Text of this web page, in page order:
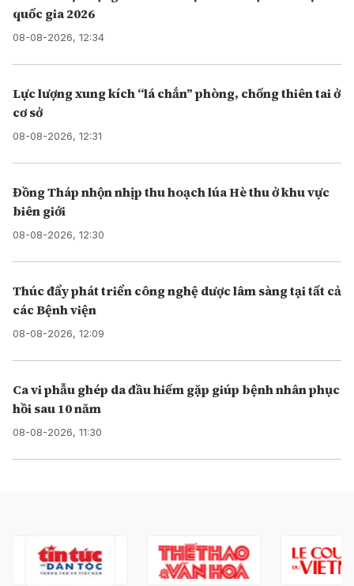
quốc gia 2026
08-08-2026, 12:34
Lực lượng xung kích “lá chắn” phòng, chống thiên tai ở
cơ sở
08-08-2026, 12:31
Đồng Tháp nhộn nhịp thu hoạch lúa Hè thu ở khu vực
biên giới
08-08-2026, 12:30
Thúc đẩy phát triển công nghệ dược lâm sàng tại tất cả
các Bệnh viện
08-08-2026, 12:09
Ca vi phẫu ghép da đầu hiếm gặp giúp bệnh nhân phục
hồi sau 10 năm
08-08-2026, 11:30